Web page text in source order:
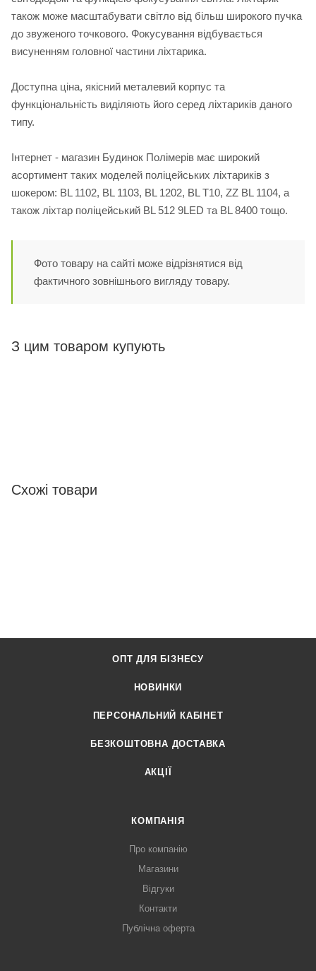
також може масштабувати світло від більш широкого пучка
до звуженого точкового. Фокусування відбувається
висуненням головної частини ліхтарика.
Доступна ціна, якісний металевий корпус та
функціональність виділяють його серед ліхтариків даного
типу.
Інтернет - магазин Будинок Полімерів має широкий
асортимент таких моделей поліцейських ліхтариків з
шокером: BL 1102, BL 1103, BL 1202, BL Т10, ZZ BL 1104, а
також ліхтар поліцейський BL 512 9LED та BL 8400 тощо.
Фото товару на сайті може відрізнятися від
фактичного зовнішнього вигляду товару.
З цим товаром купують
Схожі товари
ОПТ ДЛЯ БІЗНЕСУ
НОВИНКИ
ПЕРСОНАЛЬНИЙ КАБІНЕТ
БЕЗКОШТОВНА ДОСТАВКА
АКЦІЇ
КОМПАНІЯ
Про компанію
Магазини
Відгуки
Контакти
Публічна оферта